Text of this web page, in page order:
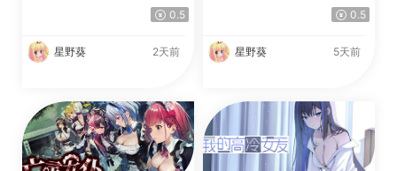
0.5
星野葵 2天前
0.5
星野葵 5天前